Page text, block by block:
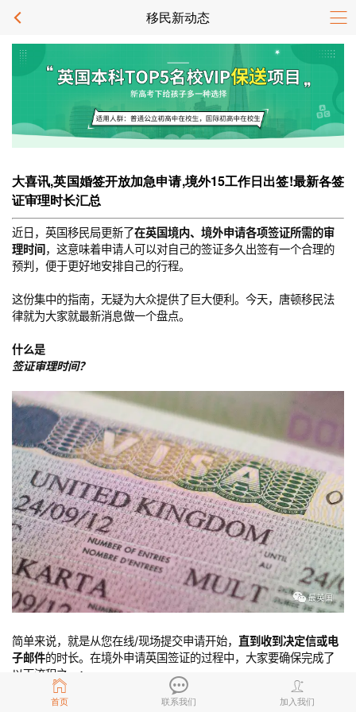
移民新动态
首页 联系我们 加入我们
大喜讯,英国婚签开放加急申请,境外15工作日出签!最新各签
证审理时长汇总
近日，英国移民局更新了在英国境内、境外申请各项签证所需的审
理时间 ，这意味着申请人可以对自己的签证多久出签有一个合理的
预判，便于更好地安排自己的行程。
这份集中的指南，无疑为大众提供了巨大便利。今天，唐顿移民法
律就为大家就最新消息做一个盘点。
什么是
签证审理时间？
简单来说，就是从您在线/现场提交申请开始， 直到收到决定信或电
子邮件的时长。在境外申请英国签证的过程中，大家要确保完成了
以下流程之一：